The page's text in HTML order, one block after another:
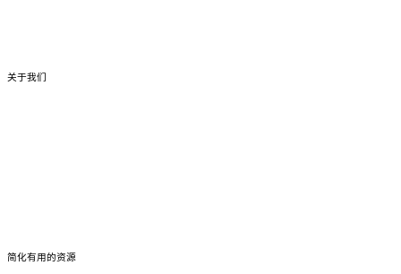
关于我们
简化有用的资源